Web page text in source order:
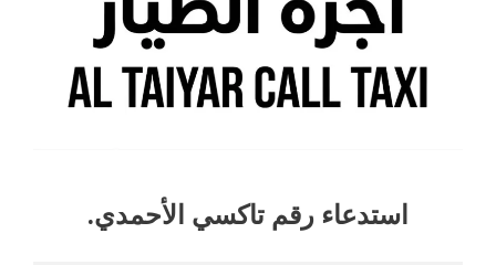
استدعاء رقم تاكسي الأحمدي.